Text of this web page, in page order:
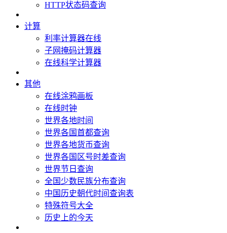
HTTP状态码查询
计算
利率计算器在线
子网掩码计算器
在线科学计算器
其他
在线涂鸦画板
在线时钟
世界各地时间
世界各国首都查询
世界各地货币查询
世界各国区号时差查询
世界节日查询
全国少数民族分布查询
中国历史朝代时间查询表
特殊符号大全
历史上的今天